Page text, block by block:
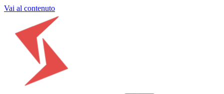
Vai al contenuto